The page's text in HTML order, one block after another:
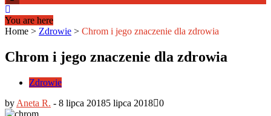
You are here
Home > Zdrowie > Chrom i jego znaczenie dla zdrowia
Chrom i jego znaczenie dla zdrowia
Zdrowie
by Aneta R. - 8 lipca 20185 lipca 2018 0